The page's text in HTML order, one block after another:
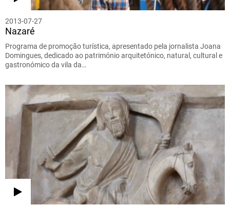
2013-07-27
Nazaré
Programa de promoção turística, apresentado pela jornalista Joana
Domingues, dedicado ao património arquitetónico, natural, cultural e
gastronómico da vila da…